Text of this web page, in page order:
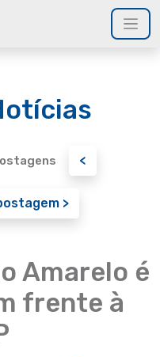
<
>
Amarelo é
frente à